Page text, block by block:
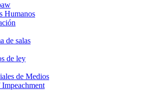
Humanos
de salas
de ley
de Medios